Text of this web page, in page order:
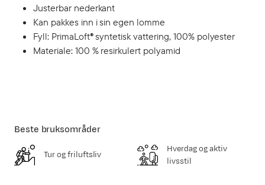
Justerbar nederkant
Kan pakkes inn i sin egen lomme
Fyll: PrimaLoft® syntetisk vattering, 100% polyester
Materiale: 100 % resirkulert polyamid
Beste bruksområder
Tur og friluftsliv
Hverdag og aktiv
livsstil